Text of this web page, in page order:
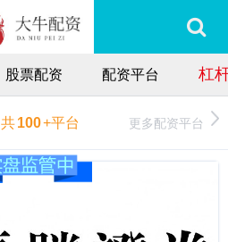
股票配资 配资平台 杠
共100+平台 更多配资平台